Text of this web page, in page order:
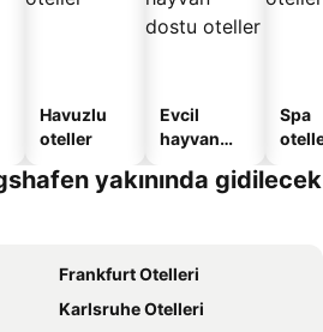
Havuzlu
oteller
Evcil
hayvan
oteller
Spa
yakınında gidilecek
Frankfurt Otelleri
Karlsruhe Otelleri